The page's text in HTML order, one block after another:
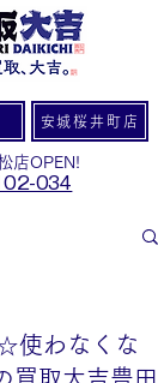
安城桜井町店
店OPEN!
034
使わなくな
買取大吉豊田